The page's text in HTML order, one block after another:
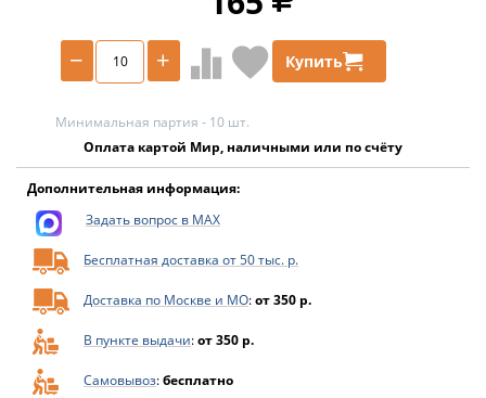
+
− Купить
Минимальная партия - 10 шт.
Оплата картой Мир, наличными или по счёту
Дополнительная информация:
Задать вопрос в MAX
Бесплатная доставка от 50 тыс. р.
Доставка по Москве и МО:от 350 р.
В пункте выдачи:от 350 р.
Самовывоз:бесплатно